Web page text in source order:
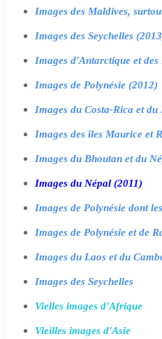
Images des Maldives,
Images des Seychelles
Images d'Antarctique et
Images de Polynésie (2012)
Images du Costa-Rica et du
Images des îles Maurice et
Images du Bhoutan et du
Images du Népal (2011)
Images de Polynésie dont
Images de Polynésie et de
Images du Laos et du
Images des Seychelles
Vielles images d'Afrique
Vieilles images d'Asie